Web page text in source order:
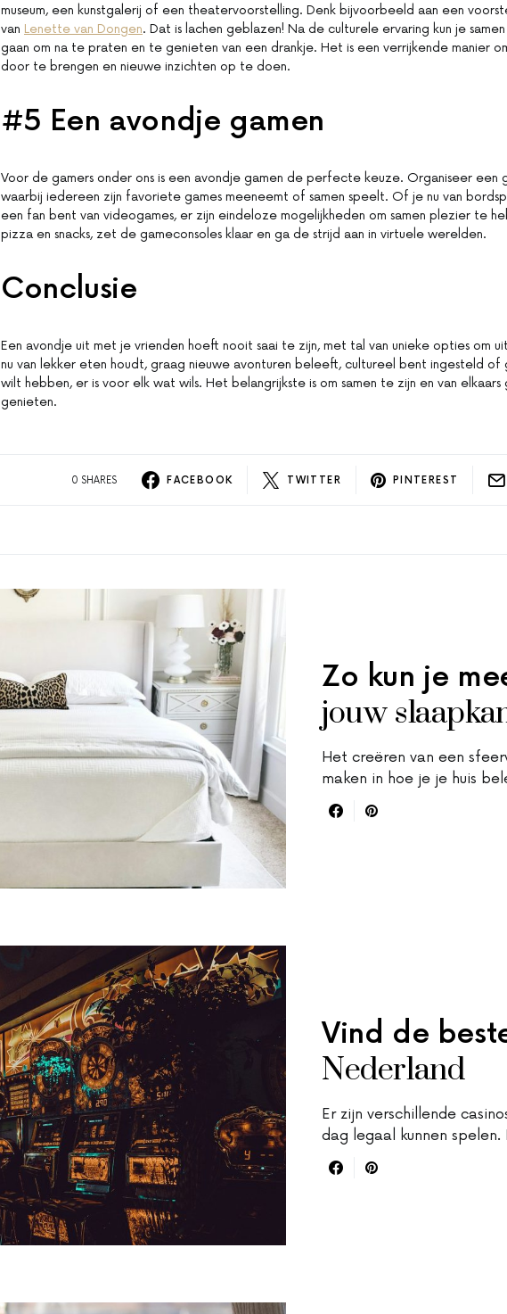
museum, een kunstgalerij of een theatervoorstelling. Denk bijvoorbeeld aan een
van Lenette van Dongen. Dat is lachen geblazen! Na de culturele ervaring kun je
gaan om na te praten en te genieten van een drankje. Het is een verrijkende manier
door te brengen en nieuwe inzichten op te doen.
#5 Een avondje gamen
Voor de gamers onder ons is een avondje gamen de perfecte keuze. Organiseer een
waarbij iedereen zijn favoriete games meeneemt of samen speelt. Of je nu van
een fan bent van videogames, er zijn eindeloze mogelijkheden om samen plezier te
pizza en snacks, zet de gameconsoles klaar en ga de strijd aan in virtuele werelden.
Conclusie
Een avondje uit met je vrienden hoeft nooit saai te zijn, met tal van unieke opties om
nu van lekker eten houdt, graag nieuwe avonturen beleeft, cultureel bent ingesteld
wilt hebben, er is voor elk wat wils. Het belangrijkste is om samen te zijn en van
genieten.
0 SHARES FACEBOOK TWITTER PINTEREST
Zo kun je
jouw
Het creëren van een
maken in hoe je je huis
Vind de
Nederland
Er zijn verschillende
dag legaal kunnen